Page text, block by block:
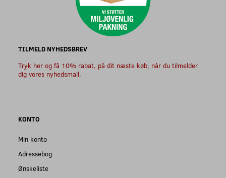
TILMELD NYHEDSBREV
Tryk her og få 10% rabat, på dit næste køb, når du tilmelder
dig vores nyhedsmail.
KONTO
Min konto
Adressebog
Ønskeliste